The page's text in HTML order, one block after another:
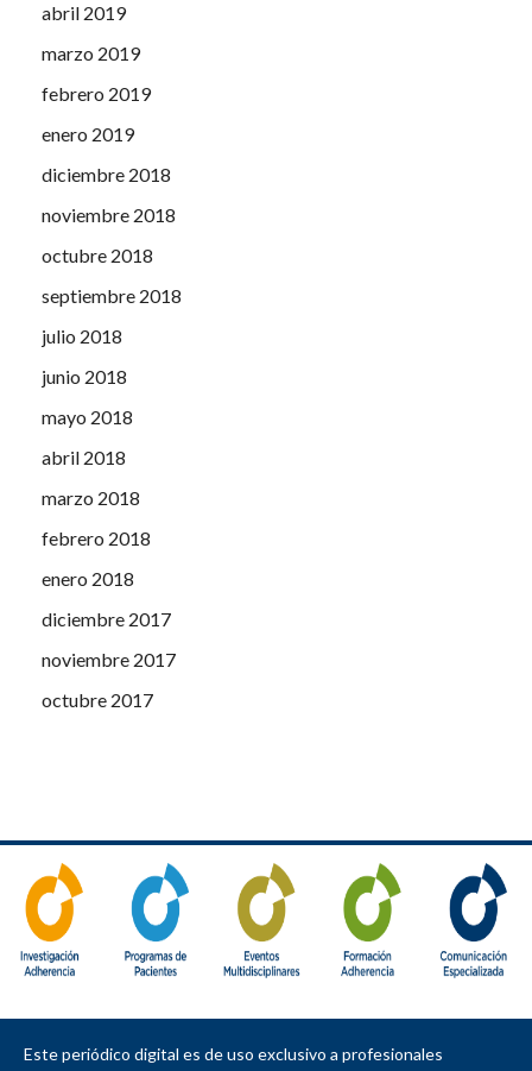
abril 2019
marzo 2019
febrero 2019
enero 2019
diciembre 2018
noviembre 2018
octubre 2018
septiembre 2018
julio 2018
junio 2018
mayo 2018
abril 2018
marzo 2018
febrero 2018
enero 2018
diciembre 2017
noviembre 2017
octubre 2017
Este periódico digital es de uso exclusivo a profesionales